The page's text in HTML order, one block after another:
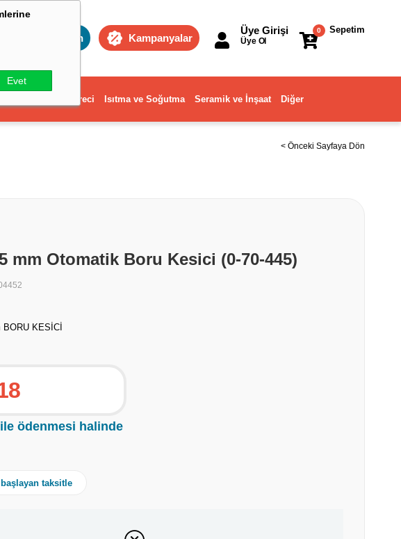
Evet
Toptan Kampanyalar
Sepetim
0
Üye Girişi
Üye Ol
ve Ev Gereci Isıtma ve Soğutma Seramik ve İnşaat Diğer
< Önceki Sayfaya Dön
mm Otomatik Boru Kesici (0-70-445)
KESİCİ
ödenmesi halinde
taksitle